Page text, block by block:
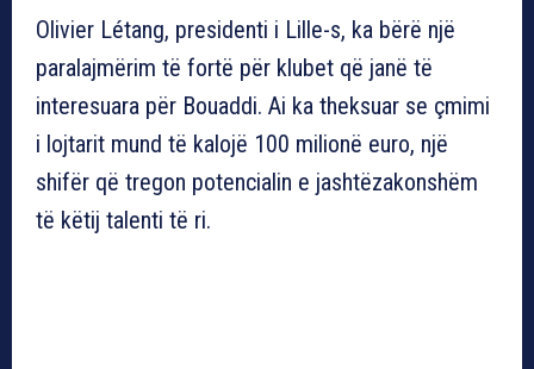
Olivier Létang, presidenti i Lille-s, ka bërë një
paralajmërim të fortë për klubet që janë të
interesuara për Bouaddi. Ai ka theksuar se çmimi
i lojtarit mund të kalojë 100 milionë euro, një
shifër që tregon potencialin e jashtëzakonshëm
të këtij talenti të ri.